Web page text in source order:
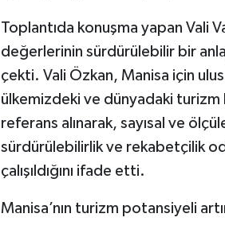
Toplantıda konuşma yapan Vali
değerlerinin sürdürülebilir bir
çekti. Vali Özkan, Manisa için
ülkemizdeki ve dünyadaki
referans alınarak, sayısal ve
sürdürülebilirlik ve rekabetçilik
çalışıldığını ifade etti.
Manisa’nın turizm potansiyeli